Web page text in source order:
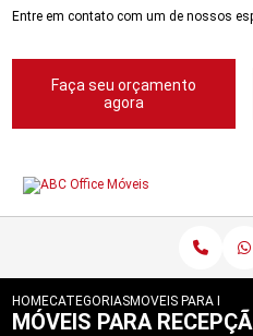
Entre em contato com um de nossos
Faça seu orçamento
agora
HOMECATEGORIASMOVEIS PARA
MÓVEIS PARA